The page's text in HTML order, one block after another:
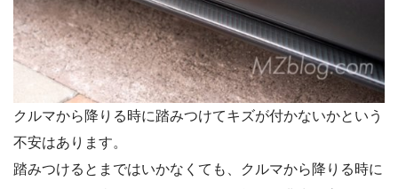
クルマから降りる時に踏みつけてキズが付かないかという
不安はあります。
踏みつけるとまではいかなくても、クルマから降りる時に